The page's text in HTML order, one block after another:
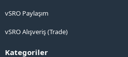
vSRO Paylaşım
vSRO Alışveriş (Trade)
Kategoriler